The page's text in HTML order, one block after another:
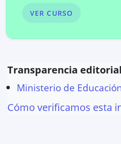
VER CURSO
Transparencia editorial
Ministerio de
Cómo verificamos esta